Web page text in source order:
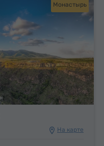
Монастырь
На карте